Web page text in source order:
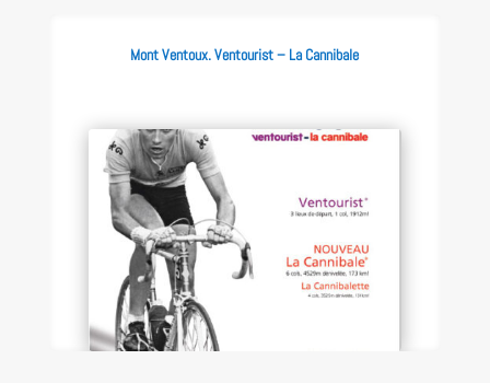
Mont Ventoux. Ventourist – La Cannibale